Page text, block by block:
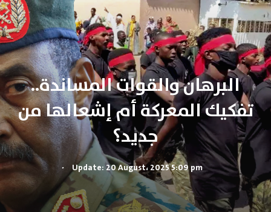
البرهان والقوات المساندة..
تفكيك المعركة أم إشعالها من
جديد؟
. Update: 20 August، 2025 5:09 pm